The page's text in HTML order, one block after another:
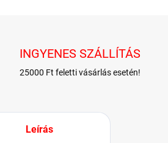
INGYENES SZÁLLÍTÁS
25000 Ft feletti vásárlás esetén!
Leírás